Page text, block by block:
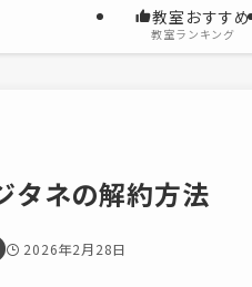
教室おすすめ
教室ランキング
タネの解約方法
2026年2月28日